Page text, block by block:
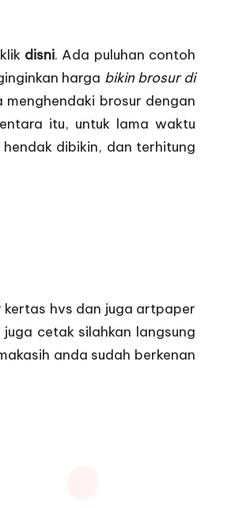
disni. Ada puluhan contoh
harga bikin brosur di
brosur dengan
itu, untuk lama waktu
dibikin, dan terhitung
hvs dan juga artpaper
cetak silahkan langsung
anda sudah berkenan